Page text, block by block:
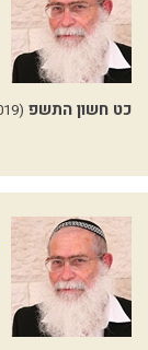
כט חשון התשפ (27.11.2019)